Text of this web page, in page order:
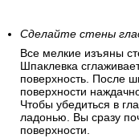
Сделайте стены
Все мелкие изъяны
Шпаклевка
поверхность. После
поверхности
Чтобы убедиться в
ладонью. Вы сразу
поверхности.